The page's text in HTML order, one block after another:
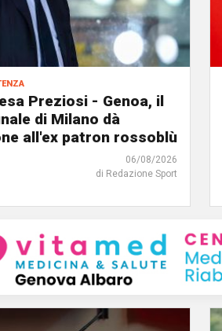
Preziosi - Genoa, il
di Milano dà
all'ex patron rossoblù
06/08/2026
di Redazione Sport